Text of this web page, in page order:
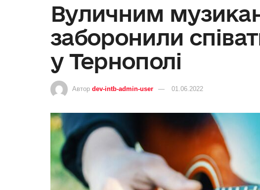
Вуличним
заборонили
у Тернополі
Автор dev-intb-admin-user 01.06.2022